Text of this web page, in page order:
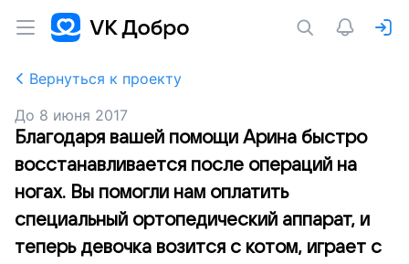
Вернуться к проекту
До 8 июня 2017
Благодаря вашей помощи Арина быстро
восстанавливается после операций на
ногах. Вы помогли нам оплатить
специальный ортопедический аппарат, и
теперь девочка возится с котом, играет с